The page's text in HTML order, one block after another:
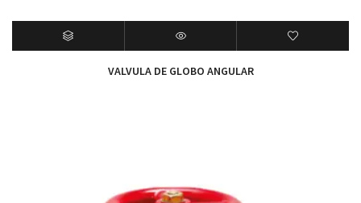
VALVULA DE GLOBO ANGULAR